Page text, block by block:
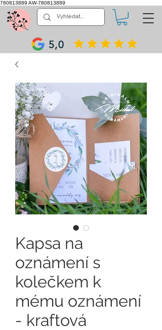
780813889 AW-780813889
5,0
Kapsa na
oznámení s
kolečkem k
mému oznámení
- kraftová